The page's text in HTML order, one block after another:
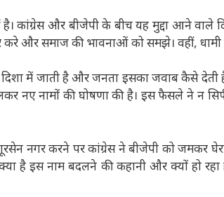
कांग्रेस और बीजेपी के बीच यह मुद्दा आने
करे और समाज की भावनाओं को समझे। वहीं,
में जाती है और जनता इसका जवाब कैसे देती
नए नामों की घोषणा की है। इस फैसले ने न
नगर करने पर कांग्रेस ने बीजेपी को जमकर घेरा
है इस नाम बदलने की कहानी और क्यों हो